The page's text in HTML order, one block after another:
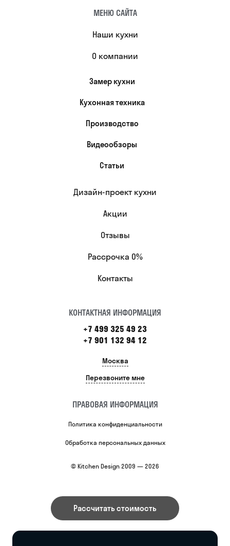
МЕНЮ САЙТА
Наши кухни
О компании
Замер кухни
Кухонная техника
Производство
Видеообзоры
Статьи
Дизайн-проект кухни
Акции
Отзывы
Рассрочка 0%
Контакты
КОНТАКТНАЯ ИНФОРМАЦИЯ
+7 499 325 49 23
+7 901 132 94 12
Москва
Перезвоните мне
ПРАВОВАЯ ИНФОРМАЦИЯ
Политика конфиденциальности
Обработка персональных данных
© Kitchen Design 2009 — 2026
Рассчитать стоимость